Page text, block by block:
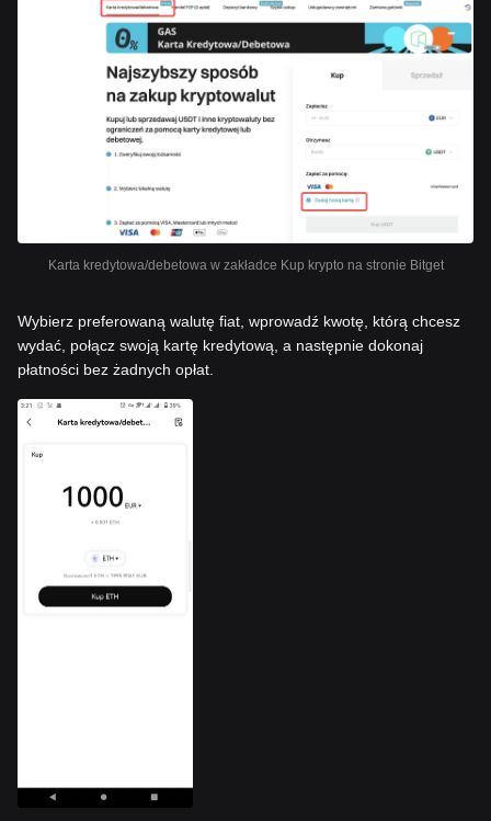
Karta kredytowa/debetowa w zakładce Kup krypto na stronie Bitget
Wybierz preferowaną walutę fiat, wprowadź kwotę, którą chcesz
wydać, połącz swoją kartę kredytową, a następnie dokonaj
płatności bez żadnych opłat.